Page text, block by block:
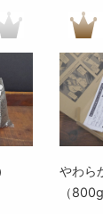
やわら
（